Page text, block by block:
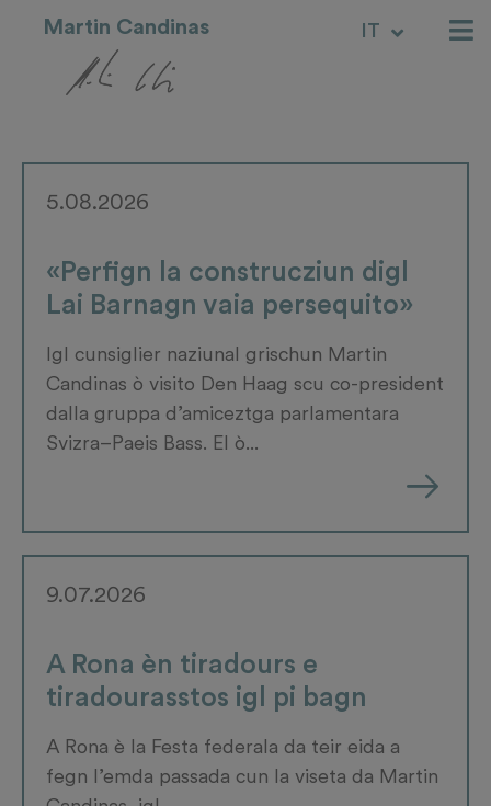
Martin Candinas IT
RM
5.08.2026
«Perfign la construcziun digl
Lai Barnagn vaia persequito»
Igl cunsiglier naziunal grischun Martin
Candinas ò visito Den Haag scu co-president
dalla gruppa d’amiceztga parlamentara
Svizra–Paeis Bass. El ò...
9.07.2026
A Rona èn tiradours e
tiradourasstos igl pi bagn
A Rona è la Festa federala da teir eida a
fegn l’emda passada cun la viseta da Martin